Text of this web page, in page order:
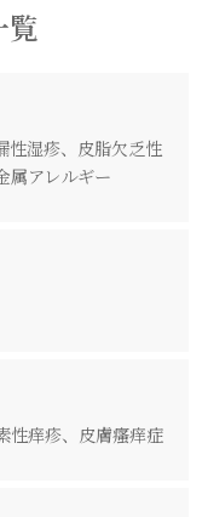
覧
性湿疹、皮脂欠乏性
属アレルギー
性痒疹、皮膚瘙痒症